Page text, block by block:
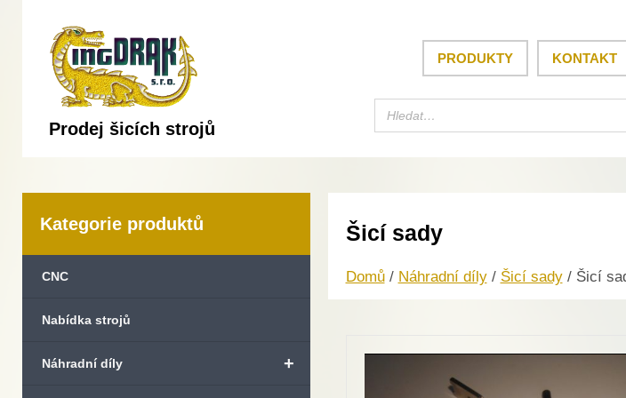
Prodej šicích strojů
PRODUKTY KONTAKT
Kategorie produktů
CNC
Nabídka strojů
+
Náhradní díly
Šicí sady
Domů/ Náhradní díly/ Šicí sady/ Šicí